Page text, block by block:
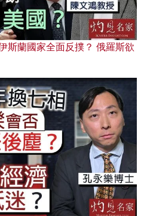
斯蘭國家全面反撲？ 俄羅斯欲